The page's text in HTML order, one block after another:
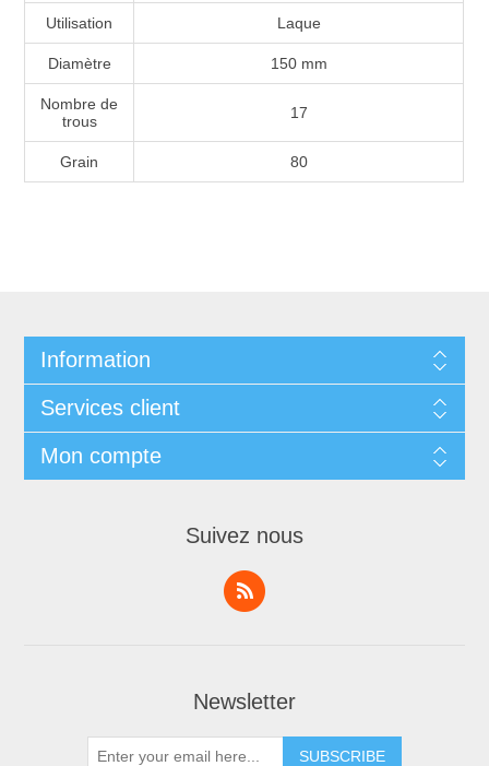
Utilisation Laque
Diamètre 150 mm
Nombre de
trous
17
Grain 80
Information
Services client
Mon compte
Suivez nous
Newsletter